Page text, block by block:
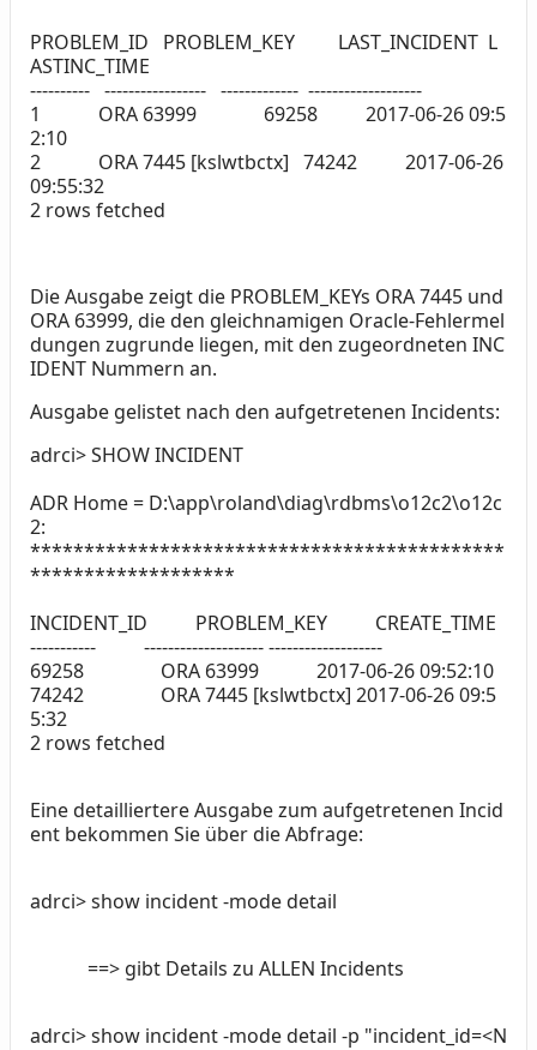
PROBLEM_ID PROBLEM_KEY LAST_INCIDENT L
ASTINC_TIME
---------- ----------------- ------------- -------------------
1 ORA 63999 69258 2017-06-26 09:5
2:10
2 ORA 7445 [kslwtbctx] 74242 2017-06-26
09:55:32
2 rows fetched
Die Ausgabe zeigt die PROBLEM_KEYs ORA 7445 und
ORA 63999, die den gleichnamigen Oracle-Fehlermel
dungen zugrunde liegen, mit den zugeordneten INC
IDENT Nummern an.
Ausgabe gelistet nach den aufgetretenen Incidents:
adrci> SHOW INCIDENT
ADR Home = D:\app\roland\diag\rdbms\o12c2\o12c
2:
********************************************
*******************
INCIDENT_ID PROBLEM_KEY CREATE_TIME
----------- -------------------- -------------------
69258 ORA 63999 2017-06-26 09:52:10
74242 ORA 7445 [kslwtbctx] 2017-06-26 09:5
5:32
2 rows fetched
Eine detailliertere Ausgabe zum aufgetretenen Incid
ent bekommen Sie über die Abfrage:
adrci> show incident -mode detail
==> gibt Details zu ALLEN Incidents
adrci> show incident -mode detail -p "incident_id=<N